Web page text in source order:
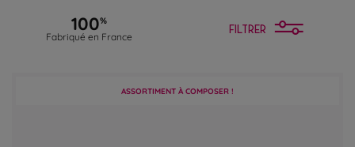
100%
Fabriqué en France
FILTRER
ASSORTIMENT À COMPOSER !